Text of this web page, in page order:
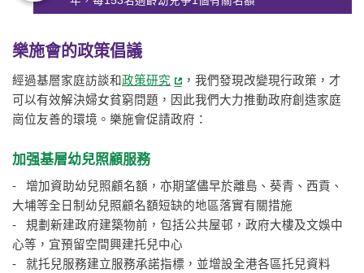
樂施會的政策倡議
經過基層家庭訪談和 政策研究
，我們發現改變現行政策，才
可以有效解決婦女貧窮問題，因此我們大力推動政府創造家庭
崗位友善的環境。樂施會促請政府：
加强基層幼兒照顧服務
- 增加資助幼兒照顧名額，亦期望儘早於離島、葵青、西貢、
大埔等全日制幼兒照顧名額短缺的地區落實有關措施
- 規劃新建政府建築物前，包括公共屋邨，政府大樓及文娛中
心等，宜預留空間興建托兒中心
- 就托兒服務建立服務承諾指標，並增設全港各區托兒資料